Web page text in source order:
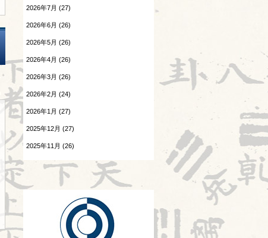
森のようちえん
温病
熱と治療
痺証
2026.07.27
酷暑
感覚の変化
陰陽学説⑧
2026.07.22
頭が痛い②
2026.07.21
胎漏(たいろう)とは②
Hospitalistとは①
2026年7月 (27)
2026年6月 (26)
2026年5月 (26)
2026年4月 (26)
2026年3月 (26)
2026年2月 (24)
2026年1月 (27)
2025年12月 (27)
2025年11月 (26)
2025年10月 (26)
2025年9月 (25)